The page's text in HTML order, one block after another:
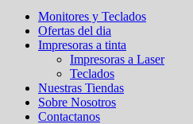
Monitores y Teclados
Ofertas del dia
Impresoras a tinta
Impresoras a Laser
Teclados
Nuestras Tiendas
Sobre Nosotros
Contactanos